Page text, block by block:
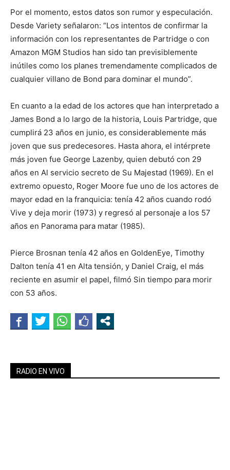
Por el momento, estos datos son rumor y especulación.
Desde Variety señalaron: “Los intentos de confirmar la
información con los representantes de Partridge o con
Amazon MGM Studios han sido tan previsiblemente
inútiles como los planes tremendamente complicados de
cualquier villano de Bond para dominar el mundo”.
En cuanto a la edad de los actores que han interpretado a
James Bond a lo largo de la historia, Louis Partridge, que
cumplirá 23 años en junio, es considerablemente más
joven que sus predecesores. Hasta ahora, el intérprete
más joven fue George Lazenby, quien debutó con 29
años en Al servicio secreto de Su Majestad (1969). En el
extremo opuesto, Roger Moore fue uno de los actores de
mayor edad en la franquicia: tenía 42 años cuando rodó
Vive y deja morir (1973) y regresó al personaje a los 57
años en Panorama para matar (1985).
Pierce Brosnan tenía 42 años en GoldenEye, Timothy
Dalton tenía 41 en Alta tensión, y Daniel Craig, el más
reciente en asumir el papel, filmó Sin tiempo para morir
con 53 años.
RADIO EN VIVO